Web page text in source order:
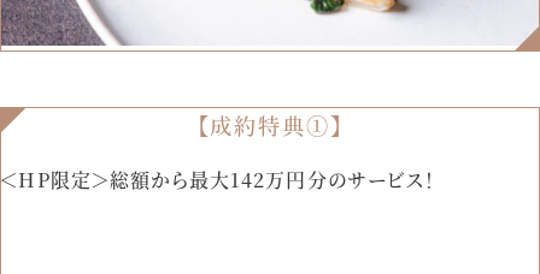
【成約特典①】
＜HP限定＞総額から最大142万円分のサービス！